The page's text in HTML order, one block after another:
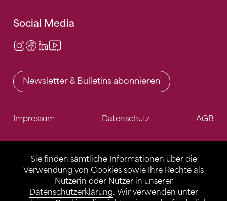
Sie finden sämtliche Informationen über die
Verwendung von Cookies sowie Ihre Rechte als
Nutzerin oder Nutzer in unserer
Datenschutzerklärung. Wir verwenden unter
Social Media
Instagram
Facebook
LinkedIn
Newsletter & Bulletins abonnieren
Impressum Datenschutz AGB